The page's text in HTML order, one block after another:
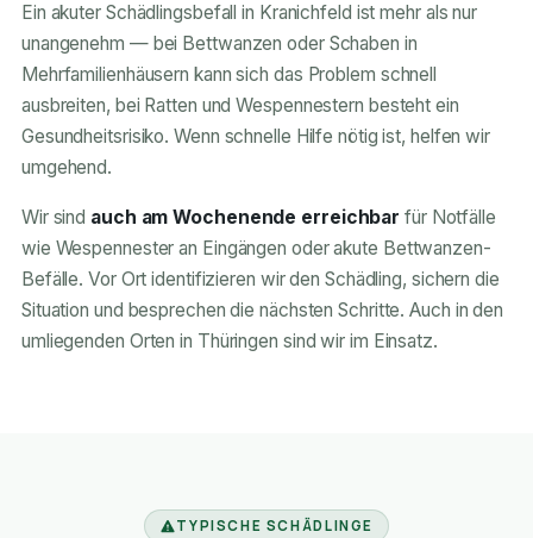
Ein akuter Schädlingsbefall in Kranichfeld ist mehr als nur
unangenehm — bei Bettwanzen oder Schaben in
Mehrfamilienhäusern kann sich das Problem schnell
ausbreiten, bei Ratten und Wespennestern besteht ein
Gesundheitsrisiko. Wenn schnelle Hilfe nötig ist, helfen wir
umgehend.
Wir sind auch am Wochenende erreichbar für Notfälle
wie Wespennester an Eingängen oder akute Bettwanzen-
Befälle. Vor Ort identifizieren wir den Schädling, sichern die
Situation und besprechen die nächsten Schritte. Auch in den
umliegenden Orten in Thüringen sind wir im Einsatz.
TYPISCHE SCHÄDLINGE